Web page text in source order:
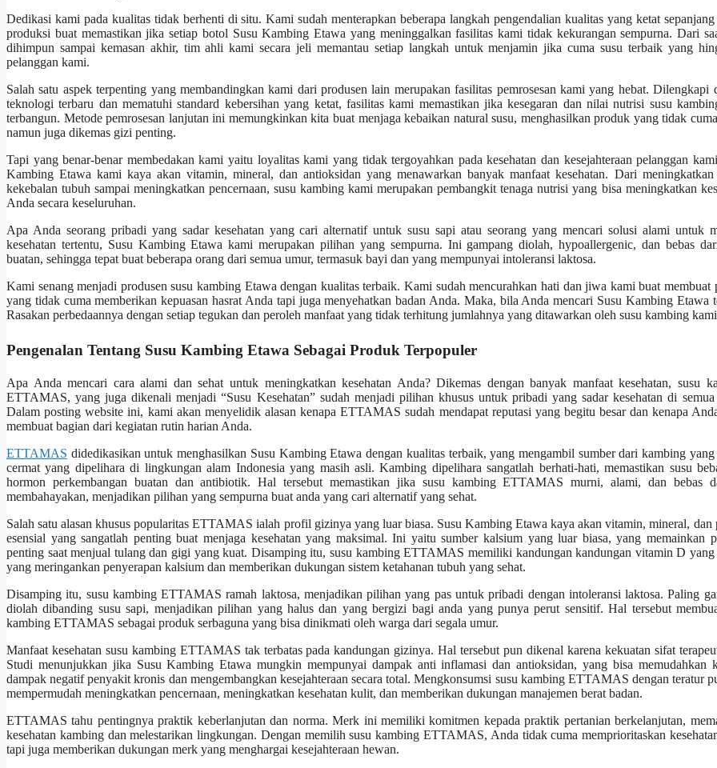
Dedikasi kami pada kualitas tidak berhenti di situ. Kami sudah menterapkan beberapa langkah pengendalian kualitas yang ketat sepanjang
produksi buat memastikan jika setiap botol Susu Kambing Etawa yang meninggalkan fasilitas kami tidak kekurangan sempurna. Dari
dihimpun sampai kemasan akhir, tim ahli kami secara jeli memantau setiap langkah untuk menjamin jika cuma susu terbaik yang
pelanggan kami.
Salah satu aspek terpenting yang membandingkan kami dari produsen lain merupakan fasilitas pemrosesan kami yang hebat. Dilengkapi
teknologi terbaru dan mematuhi standard kebersihan yang ketat, fasilitas kami memastikan jika kesegaran dan nilai nutrisi susu
terbangun. Metode pemrosesan lanjutan ini memungkinkan kita buat menjaga kebaikan natural susu, menghasilkan produk yang tidak
namun juga dikemas gizi penting.
Tapi yang benar-benar membedakan kami yaitu loyalitas kami yang tidak tergoyahkan pada kesehatan dan kesejahteraan pelanggan
Kambing Etawa kami kaya akan vitamin, mineral, dan antioksidan yang menawarkan banyak manfaat kesehatan. Dari meningkatkan
kekebalan tubuh sampai meningkatkan pencernaan, susu kambing kami merupakan pembangkit tenaga nutrisi yang bisa meningkatkan
Anda secara keseluruhan.
Apa Anda seorang pribadi yang sadar kesehatan yang cari alternatif untuk susu sapi atau seorang yang mencari solusi alami untuk
kesehatan tertentu, Susu Kambing Etawa kami merupakan pilihan yang sempurna. Ini gampang diolah, hypoallergenic, dan bebas
buatan, sehingga tepat buat beberapa orang dari semua umur, termasuk bayi dan yang mempunyai intoleransi laktosa.
Kami senang menjadi produsen susu kambing Etawa dengan kualitas terbaik. Kami sudah mencurahkan hati dan jiwa kami buat membuat
yang tidak cuma memberikan kepuasan hasrat Anda tapi juga menyehatkan badan Anda. Maka, bila Anda mencari Susu Kambing Etawa
Rasakan perbedaannya dengan setiap tegukan dan peroleh manfaat yang tidak terhitung jumlahnya yang ditawarkan oleh susu kambing
Pengenalan Tentang Susu Kambing Etawa Sebagai Produk Terpopuler
Apa Anda mencari cara alami dan sehat untuk meningkatkan kesehatan Anda? Dikemas dengan banyak manfaat kesehatan, susu
ETTAMAS, yang juga dikenali menjadi “Susu Kesehatan” sudah menjadi pilihan khusus untuk pribadi yang sadar kesehatan di semua
Dalam posting website ini, kami akan menyelidik alasan kenapa ETTAMAS sudah mendapat reputasi yang begitu besar dan kenapa
membuat bagian dari kegiatan rutin harian Anda.
ETTAMAS didedikasikan untuk menghasilkan Susu Kambing Etawa dengan kualitas terbaik, yang mengambil sumber dari kambing
cermat yang dipelihara di lingkungan alam Indonesia yang masih asli. Kambing dipelihara sangatlah berhati-hati, memastikan susu
hormon perkembangan buatan dan antibiotik. Hal tersebut memastikan jika susu kambing ETTAMAS murni, alami, dan bebas
membahayakan, menjadikan pilihan yang sempurna buat anda yang cari alternatif yang sehat.
Salah satu alasan khusus popularitas ETTAMAS ialah profil gizinya yang luar biasa. Susu Kambing Etawa kaya akan vitamin, mineral, dan
esensial yang sangatlah penting buat menjaga kesehatan yang maksimal. Ini yaitu sumber kalsium yang luar biasa, yang memainkan
penting saat menjual tulang dan gigi yang kuat. Disamping itu, susu kambing ETTAMAS memiliki kandungan kandungan vitamin D
yang meringankan penyerapan kalsium dan memberikan dukungan sistem ketahanan tubuh yang sehat.
Disamping itu, susu kambing ETTAMAS ramah laktosa, menjadikan pilihan yang pas untuk pribadi dengan intoleransi laktosa. Paling
diolah dibanding susu sapi, menjadikan pilihan yang halus dan yang bergizi bagi anda yang punya perut sensitif. Hal tersebut
kambing ETTAMAS sebagai produk serbaguna yang bisa dinikmati oleh warga dari segala umur.
Manfaat kesehatan susu kambing ETTAMAS tak terbatas pada kandungan gizinya. Hal tersebut pun dikenal karena kekuatan sifat
Studi menunjukkan jika Susu Kambing Etawa mungkin mempunyai dampak anti inflamasi dan antioksidan, yang bisa memudahkan
dampak negatif penyakit kronis dan mengembangkan kesejahteraan secara total. Mengkonsumsi susu kambing ETTAMAS dengan teratur
mempermudah meningkatkan pencernaan, meningkatkan kesehatan kulit, dan memberikan dukungan manajemen berat badan.
ETTAMAS tahu pentingnya praktik keberlanjutan dan norma. Merk ini memiliki komitmen kepada praktik pertanian berkelanjutan,
kesehatan kambing dan melestarikan lingkungan. Dengan memilih susu kambing ETTAMAS, Anda tidak cuma memprioritaskan
tapi juga memberikan dukungan merk yang menghargai kesejahteraan hewan.